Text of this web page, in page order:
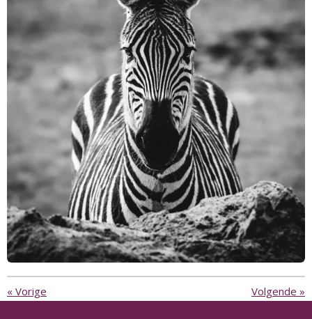
« Vorige Volgende »